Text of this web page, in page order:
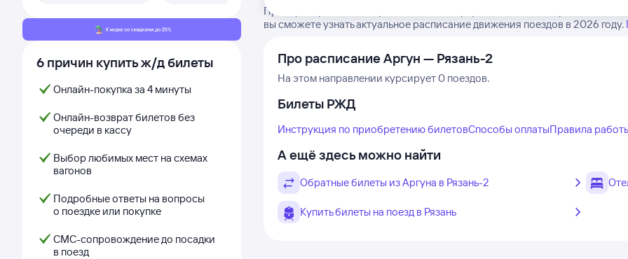
6 причин купить ж/д билеты
Онлайн-покупка за 4 минуты
Онлайн-возврат билетов без
очереди в кассу
Выбор любимых мест на схемах
вагонов
Подробные ответы на вопросы
о поездке или покупке
СМС-сопровождение до посадки
в поезд
Проверьте расписание рейсов РЖД из Аргуна в Рязань-2. Обратите
вы сможете узнать актуальное расписание движения поездов в 2026 году.
Про расписание Аргун — Рязань-2
На этом направлении курсирует 0 поездов.
Билеты РЖД
Инструкция по приобретению билетовСпособы оплатыПравила
А ещё здесь можно найти
Обратные билеты из Аргуна в Рязань-2
Купить билеты на поезд в Рязань